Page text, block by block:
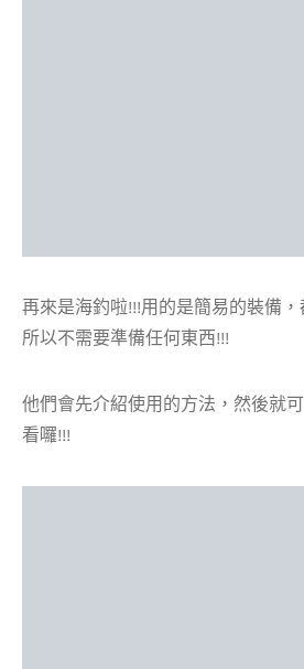
再來是海釣啦!!!用的是簡易的裝備
所以不需要準備任何東西!!!
他們會先介紹使用的方法，然後就
看囉!!!